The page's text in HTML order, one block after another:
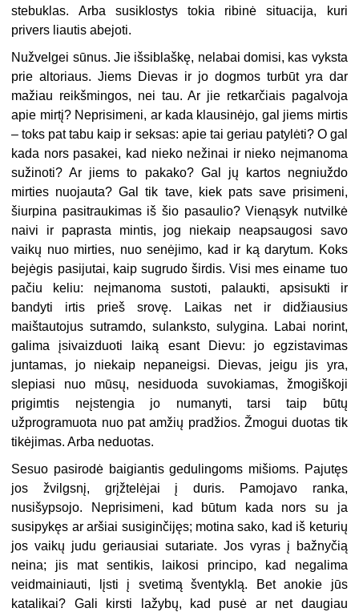
stebuklas. Arba susiklostys tokia ribinė situacija, kuri
privers liautis abejoti.
Nužvelgei sūnus. Jie išsiblaškę, nelabai domisi, kas vyksta
prie altoriaus. Jiems Dievas ir jo dogmos turbūt yra dar
mažiau reikšmingos, nei tau. Ar jie retkarčiais pagalvoja
apie mirtį? Neprisimeni, ar kada klausinėjo, gal jiems mirtis
– toks pat tabu kaip ir seksas: apie tai geriau patylėti? O gal
kada nors pasakei, kad nieko nežinai ir nieko neįmanoma
sužinoti? Ar jiems to pakako? Gal jų kartos negniuždo
mirties nuojauta? Gal tik tave, kiek pats save prisimeni,
šiurpina pasitraukimas iš šio pasaulio? Vienąsyk nutvilkė
naivi ir paprasta mintis, jog niekaip neapsaugosi savo
vaikų nuo mirties, nuo senėjimo, kad ir ką darytum. Koks
bejėgis pasijutai, kaip sugrudo širdis. Visi mes einame tuo
pačiu keliu: neįmanoma sustoti, palaukti, apsisukti ir
bandyti irtis prieš srovę. Laikas net ir didžiausius
maištautojus sutramdo, sulanksto, sulygina. Labai norint,
galima įsivaizduoti laiką esant Dievu: jo egzistavimas
juntamas, jo niekaip nepaneigsi. Dievas, jeigu jis yra,
slepiasi nuo mūsų, nesiduoda suvokiamas, žmogiškoji
prigimtis neįstengia jo numanyti, tarsi taip būtų
užprogramuota nuo pat amžių pradžios. Žmogui duotas tik
tikėjimas. Arba neduotas.
Sesuo pasirodė baigiantis gedulingoms mišioms. Pajutęs
jos žvilgsnį, grįžtelėjai į duris. Pamojavo ranka,
nusišypsojo. Neprisimeni, kad būtum kada nors su ja
susipykęs ar aršiai susiginčijęs; motina sako, kad iš keturių
jos vaikų judu geriausiai sutariate. Jos vyras į bažnyčią
neina; jis mat sentikis, laikosi principo, kad negalima
veidmainiauti, lįsti į svetimą šventyklą. Bet anokie jūs
katalikai? Gali kirsti lažybų, kad pusė ar net daugiau